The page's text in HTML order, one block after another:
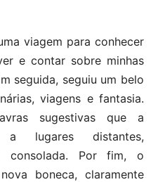
viagem para conhecer
e contar sobre minhas
seguida, seguiu um belo
viagens e fantasia.
sugestivas que a
lugares distantes,
consolada. Por fim, o
boneca, claramente